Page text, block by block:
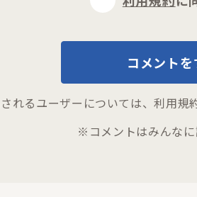
コメントを
れるユーザーについては、利用規
※コメントはみんな